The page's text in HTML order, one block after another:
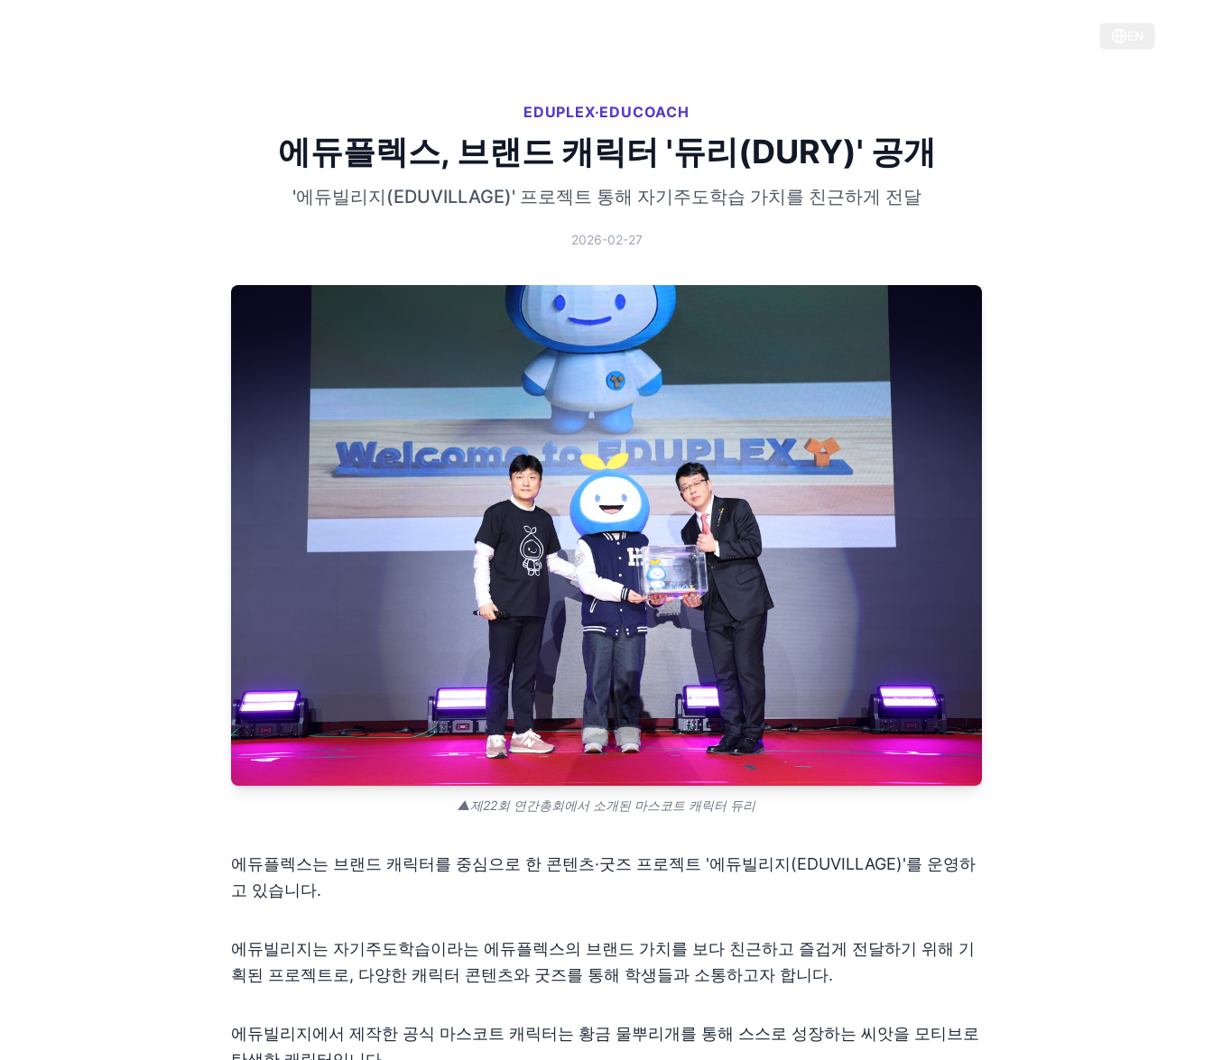
EDUPLEX·EDUCOACH
에듀플렉스, 브랜드 캐릭터 '듀리(DURY)' 공개
'에듀빌리지(EDUVILLAGE)' 프로젝트 통해 자기주도학습 가치를 친근하게 전달
2026-02-27
▲제22회 연간총회에서 소개된 마스코트 캐릭터 듀리
에듀플렉스는 브랜드 캐릭터를 중심으로 한 콘텐츠·굿즈 프로젝트 '에듀빌리지(EDUVILLAGE)'를 운영하
고 있습니다.
에듀빌리지는 자기주도학습이라는 에듀플렉스의 브랜드 가치를 보다 친근하고 즐겁게 전달하기 위해 기
획된 프로젝트로, 다양한 캐릭터 콘텐츠와 굿즈를 통해 학생들과 소통하고자 합니다.
에듀빌리지에서 제작한 공식 마스코트 캐릭터는 황금 물뿌리개를 통해 스스로 성장하는 씨앗을 모티브로